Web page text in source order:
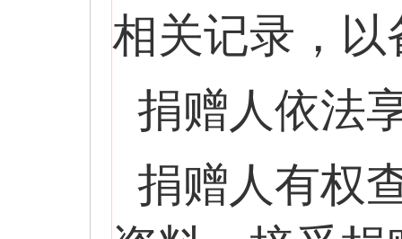
相关记录，以
捐赠人依法
捐赠人有权